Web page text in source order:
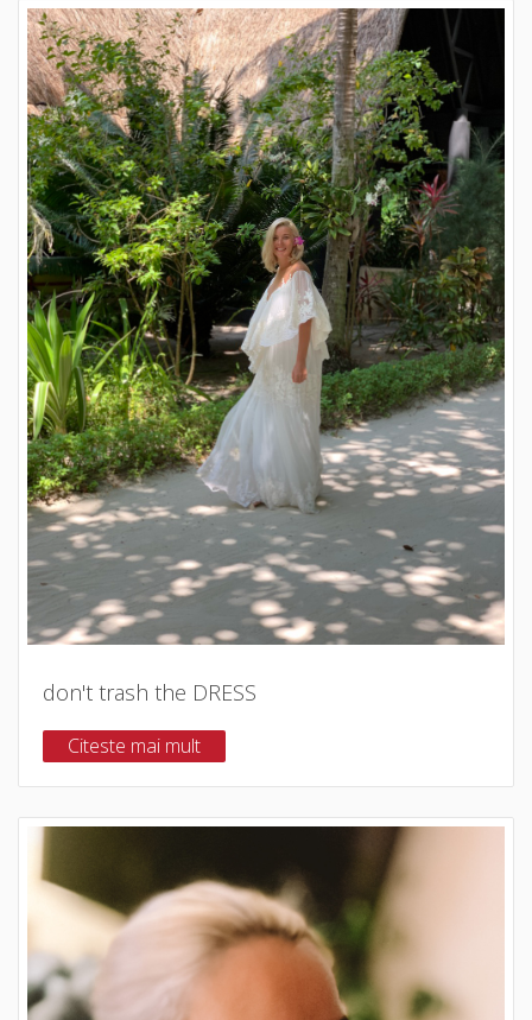
don't trash the DRESS
Citeste mai mult